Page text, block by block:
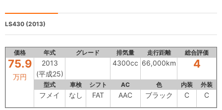
LS430 (2013)
価格 年式 グレード 排気量 走行距離 総合評価
75.9
万円
2013
(平成25)
4300cc 66,000km 4
型式 車検 シフト AC 色 内装 外装
フメイ なし FAT AAC ブラック C C